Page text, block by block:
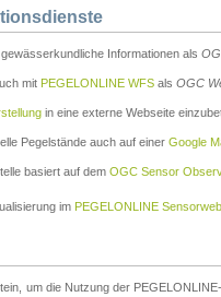
Informationen als
mit PEGELONLINE WFS als OGC
in eine externe Webseite
Pegelstände auch auf einer Google
basiert auf dem OGC Sensor
im PEGELONLINE
um die Nutzung der